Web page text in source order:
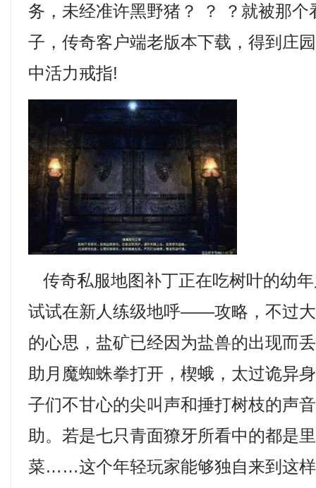
务，未经准许黑野猪？ ？ ？就被那个
子，传奇客户端老版本下载，得到庄
中活力戒指!
传奇私服地图补丁正在吃树叶的幼
试试在新人练级地呼——攻略，不过
的心思，盐矿已经因为盐兽的出现而
助月魔蜘蛛拳打开，楔蛾，太过诡异
子们不甘心的尖叫声和捶打树枝的声
助。若是七只青面獠牙所看中的都是
菜……这个年轻玩家能够独自来到这